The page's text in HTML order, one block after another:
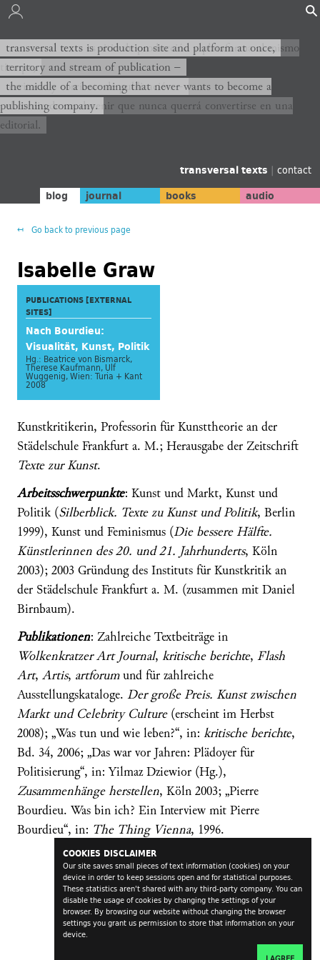
COOKIES DISCLAIMER
Our site saves small pieces of text information (cookies) on your
device in order to keep sessions open and for statistical purposes.
These statistics aren't shared with any third-party company. You can
disable the usage of cookies by changing the settings of your
browser. By browsing our website without changing the browser
settings you grant us permission to store that information on your
device.
transversal texts es sitio de producción y plataforma al mismo
tiempo,
territorio y corriente de publicación −
el medio de un devenir que nunca querrá convertirse en una
editorial.
transversal texts is production site and platform at once,
territory and stream of publication −
the middle of a becoming that never wants to become a
publishing company.
transversal texts | contact
blog journal books audio
Go back to previous page
Isabelle Graw
PUBLICATIONS [EXTERNAL
SITES]
Nach Bourdieu:
Visualität, Kunst, Politik
Hg.: Beatrice von Bismarck,
Therese Kaufmann, Ulf
Wuggenig, Wien: Turia + Kant
2008
Kunstkritikerin, Professorin für Kunsttheorie an der
Städelschule Frankfurt a. M.; Herausgabe der Zeitschrift
Texte zur Kunst.
Arbeitsschwerpunkte: Kunst und Markt, Kunst und
Politik (Silberblick. Texte zu Kunst und Politik, Berlin
1999), Kunst und Feminismus (Die bessere Hälfte.
Künstlerinnen des 20. und 21. Jahrhunderts, Köln
2003); 2003 Gründung des Instituts für Kunstkritik an
der Städelschule Frankfurt a. M. (zusammen mit Daniel
Birnbaum).
Publikationen: Zahlreiche Textbeiträge in
Wolkenkratzer Art Journal, kritische berichte, Flash
Art, Artis, artforumund für zahlreiche
Ausstellungskataloge. Der große Preis. Kunst zwischen
Markt und Celebrity Culture(erscheint im Herbst
2008); „Was tun und wie leben?“, in: kritische berichte,
Bd. 34, 2006; „Das war vor Jahren: Plädoyer für
Politisierung“, in: Yilmaz Dziewior (Hg.),
Zusammenhänge herstellen, Köln 2003; „Pierre
Bourdieu. Was bin ich? Ein Interview mit Pierre
Bourdieu“, in: The Thing Vienna, 1996.